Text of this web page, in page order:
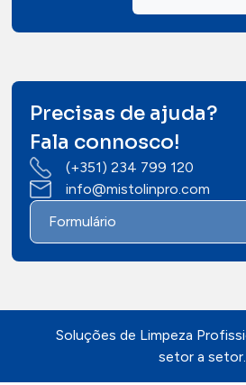
Precisas de ajuda?
Fala connosco!
(+351) 234 799 120
info@mistolinpro.com
Formulário
Soluções de Limpeza
setor a setor.